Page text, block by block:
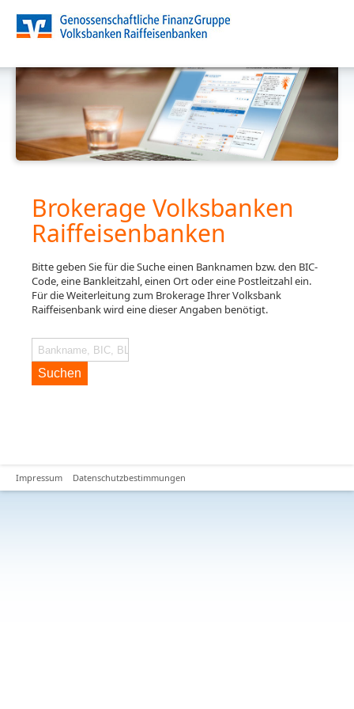
Brokerage Volksbanken
Raiffeisenbanken
Bitte geben Sie für die Suche einen Banknamen bzw. den BIC-
Code, eine Bankleitzahl, einen Ort oder eine Postleitzahl ein.
Für die Weiterleitung zum Brokerage Ihrer Volksbank
Raiffeisenbank wird eine dieser Angaben benötigt.
Suchen
Impressum Datenschutzbestimmungen